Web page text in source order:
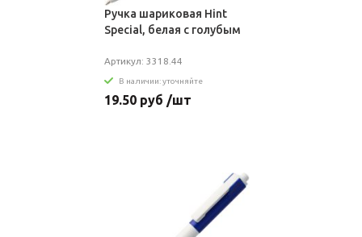
Ручка шариковая Hint
Special, белая с голубым
Артикул: 3318.44
В наличии: уточняйте
19.50 руб /шт